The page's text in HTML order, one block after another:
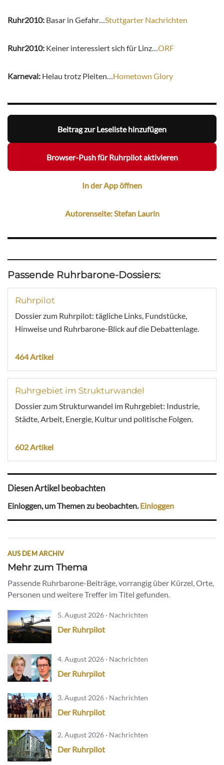
Ruhr2010: Basar in Gefahr…Stuttgarter Nachrichten
Ruhr2010: Keiner interessiert sich für Linz…ORF
Karneval: Helau trotz Pleiten…Hometown Glory
Beitrag zur Leseliste hinzufügen
Browser-Push für Ruhrpilot aktivieren
In der App öffnen
Autorenseite: Stefan Laurin
Passende Ruhrbarone-Dossiers:
Ruhrpilot
Dossier zum Ruhrpilot: tägliche Links, Fundstücke,
Hinweise und Ruhrbarone-Blick auf die Debattenlage.
464 Artikel
Ruhrgebiet im Strukturwandel
Dossier zum Strukturwandel im Ruhrgebiet: Industrie,
Städte, Arbeit, Energie, Kultur und politische Folgen.
602 Artikel
Diesen Artikel beobachten
Einloggen, um Themen zu beobachten.Einloggen
AUS DEM ARCHIV
Mehr zum Thema
Passende Ruhrbarone-Beiträge, vorrangig über Kürzel, Orte,
Personen und weitere Treffer im Titel gefunden.
5. August 2026 · Nachrichten
Der Ruhrpilot
4. August 2026 · Nachrichten
Der Ruhrpilot
3. August 2026 · Nachrichten
Der Ruhrpilot
2. August 2026 · Nachrichten
Der Ruhrpilot